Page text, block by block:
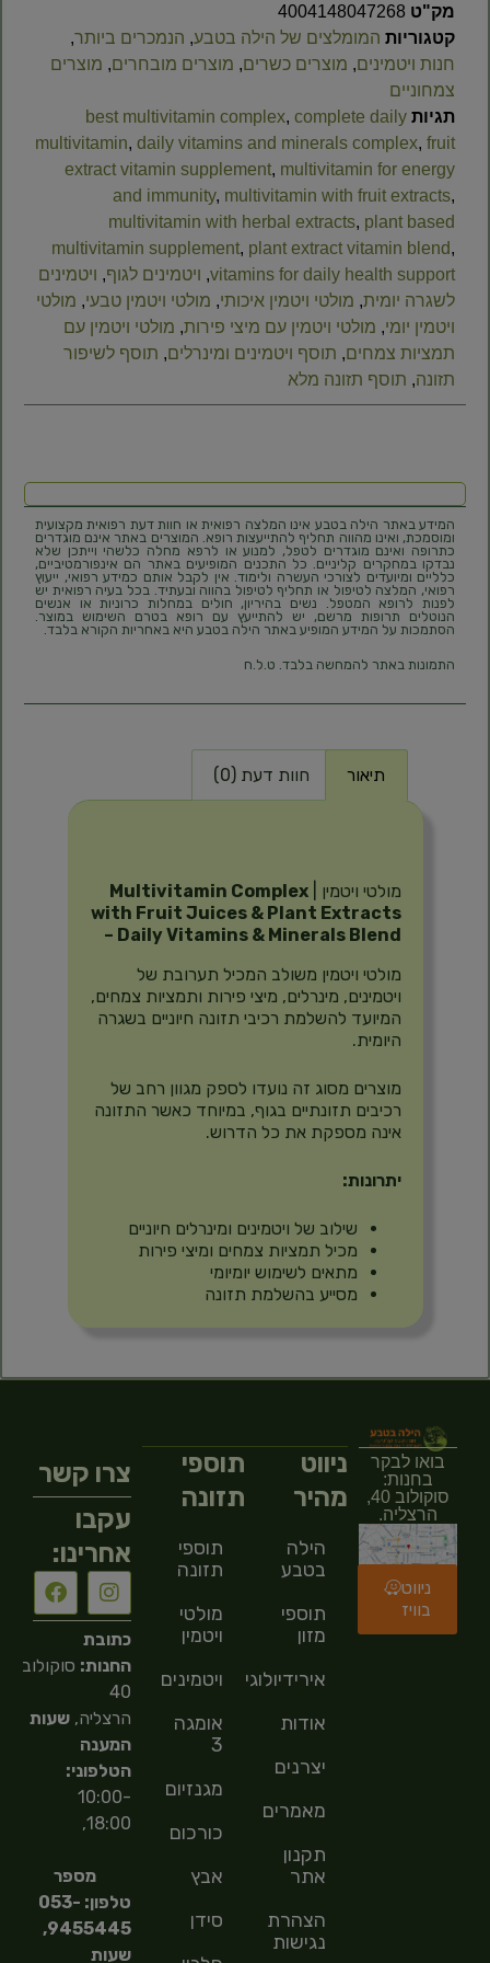
מק"ט 4004148047268
קטגוריות המומלצים של הילה בטבע, הנמכרים ביותר,
חנות ויטמינים, מוצרים כשרים, מוצרים מובחרים, מוצרים
צמחוניים
תגיות
best multivitamin complex, complete daily
multivitamin, daily vitamins and minerals complex, fruit
extract vitamin supplement, multivitamin for energy
and immunity, multivitamin with fruit extracts,
multivitamin with herbal extracts, plant based
multivitamin supplement, plant extract vitamin blend,
vitamins for daily health support
, ויטמינים לגוף, ויטמינים
לשגרה יומית, מולטי ויטמין איכותי, מולטי ויטמין טבעי, מולטי
ויטמין יומי, מולטי ויטמין עם מיצי פירות, מולטי ויטמין עם
תמציות צמחים, תוסף ויטמינים ומינרלים, תוסף לשיפור
תזונה, תוסף תזונה מלא
המידע באתר הילה בטבע אינו המלצה רפואית או חוות דעת רפואית מקצועית
ומוסמכת, ואינו מהווה תחליף להתייעצות רופא. המוצרים באתר אינם מוגדרים
כתרופה ואינם מוגדרים לטפל, למנוע או לרפא מחלה כלשהי וייתכן שלא
נבדקו במחקרים קליניים. כל התכנים המופיעים באתר הם אינפורמטיביים,
כלליים ומיועדים לצורכי העשרה ולימוד. אין לקבל אותם כמידע רפואי, ייעוץ
רפואי, המלצה לטיפול או תחליף לטיפול בהווה ובעתיד. בכל בעיה רפואית יש
לפנות לרופא המטפל. נשים בהיריון, חולים במחלות כרוניות או אנשים
הנוטלים תרופות מרשם, יש להתייעץ עם רופא בטרם השימוש במוצר.
הסתמכות על המידע המופיע באתר הילה בטבע היא באחריות הקורא בלבד.
התמונות באתר להמחשה בלבד. ט.ל.ח
תיאור חוות דעת (0)
מולטי ויטמין |Multivitamin Complex
with Fruit Juices & Plant Extracts
– Daily Vitamins & Minerals Blend
מולטי ויטמין משולב המכיל תערובת של
ויטמינים, מינרלים, מיצי פירות ותמציות צמחים,
המיועד להשלמת רכיבי תזונה חיוניים בשגרה
היומית.
מוצרים מסוג זה נועדו לספק מגוון רחב של
רכיבים תזונתיים בגוף, במיוחד כאשר התזונה
אינה מספקת את כל הדרוש.
יתרונות:
שילוב של ויטמינים ומינרלים חיוניים
מכיל תמציות צמחים ומיצי פירות
מתאים לשימוש יומיומי
מסייע בהשלמת תזונה
בואו לבקר
בחנות:
סוקולוב 40,
הרצליה.
ניווט
בוויז
ניווט
מהיר
הילה
בטבע
תוספי
מזון
אירידיולוגיה
אודות
יצרנים
מאמרים
תקנון
אתר
הצהרת
נגישות
תוספי
תזונה
תוספי
תזונה
מולטי
ויטמין
ויטמינים
אומגה
3
מגנזיום
כורכום
אבץ
סידן
צרו קשר
עקבו
אחרינו:
כתובת
החנות: סוקולוב
40
הרצליה,שעות
המענה
הטלפוני:
10:00-
18:00,
מספר
טלפון: 053-
9455445,
שעות